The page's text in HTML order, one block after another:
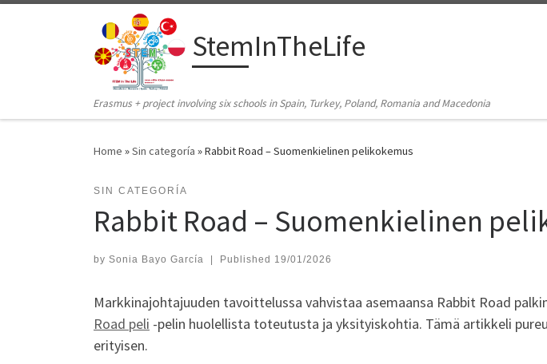
StemInTheLife
Erasmus + project involving six schools in Spain, Turkey, Poland, Romania and Macedonia
Home »Sin categoría »Rabbit Road – Suomenkielinen pelikokemus
SIN CATEGORÍA
Rabbit Road – Suomenkielinen
by Sonia Bayo García Published 19/01/2026
Markkinajohtajuuden tavoittelussa vahvistaa asemaansa Rabbit Road
Road peli -pelin huolellista toteutusta ja yksityiskohtia. Tämä artikkeli
erityisen.